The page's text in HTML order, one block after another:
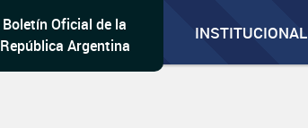
Boletín Oficial de la
República Argentina
INSTITUCIONAL